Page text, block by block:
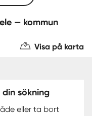
till salu - Lycksele — kommun
Visa på karta
sökning
eller ta bort